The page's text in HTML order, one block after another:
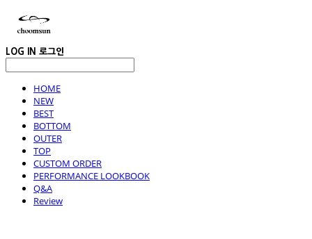
LOG IN 로그인
HOME
NEW
BEST
BOTTOM
OUTER
TOP
CUSTOM ORDER
PERFORMANCE LOOKBOOK
Q&A
Review